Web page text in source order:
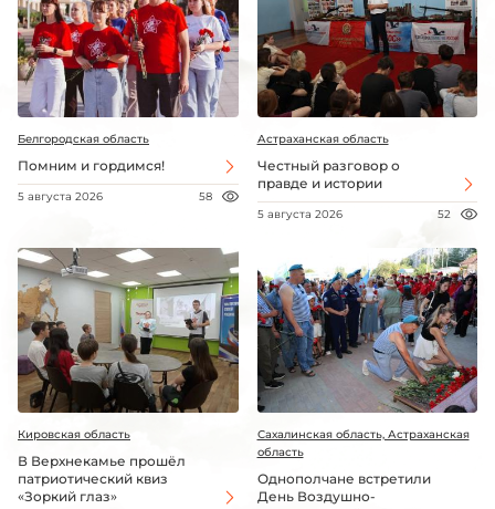
Белгородская область
Помним и гордимся!
5 августа 2026 58
Астраханская область
Честный разговор о
правде и истории
5 августа 2026 52
Кировская область
В Верхнекамье прошёл
патриотический квиз
«Зоркий глаз»
Сахалинская область, Астраханская
область
Однополчане встретили
День Воздушно-